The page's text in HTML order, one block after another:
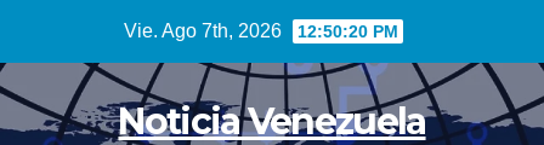
contenido
Vie. Ago 7th, 2026 12:50:21 PM
Noticia Venezuela